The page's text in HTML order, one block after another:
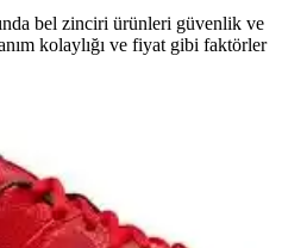
bel zinciri ürünleri güvenlik ve
kolaylığı ve fiyat gibi faktörler